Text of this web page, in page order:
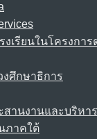
เรียนในโครงการ
งศึกษาธิการ
สานงานและบริหา
ภาคใต้